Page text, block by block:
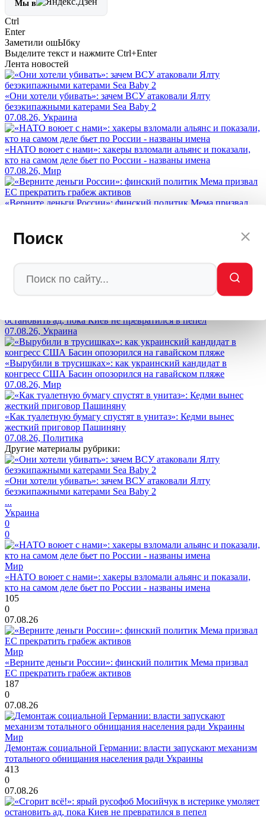
Поиск
Мы в
Ctrl
Enter
Заметили ошЫбку
Выделите текст и нажмите Ctrl+Enter
Лента новостей
«Они хотели убивать»: зачем ВСУ атаковали Ялту
безэкипажными катерами Sea Baby 2
07.08.26, Украина
«НАТО воюет с нами»: хакеры взломали альянс и показали,
кто на самом деле бьет по России - названы имена
07.08.26, Мир
«Верните деньги России»: финский политик Мема призвал
07.08.26, Мир
остановить ад, пока Киев не превратился в пепел
07.08.26, Украина
«Вырубили в трусишках»: как украинский кандидат в
конгресс США Басин опозорился на гавайском пляже
07.08.26, Мир
«Как туалетную бумагу спустят в унитаз»: Кедми вынес
жесткий приговор Пашиняну
07.08.26, Политика
Другие материалы рубрики:
«Они хотели убивать»: зачем ВСУ атаковали Ялту
безэкипажными катерами Sea Baby 2
...
Украина
0
0
Мир
«НАТО воюет с нами»: хакеры взломали альянс и показали,
кто на самом деле бьет по России - названы имена
105
0
07.08.26
Мир
«Верните деньги России»: финский политик Мема призвал
ЕС прекратить грабеж активов
187
0
07.08.26
Мир
Демонтаж социальной Германии: власти запускают механизм
тотального обнищания населения ради Украины
413
0
07.08.26